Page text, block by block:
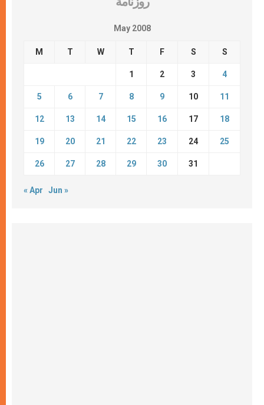
May 2008
M T W T F S S
1 2 3 4
5 6 7 8 9 10 11
12 13 14 15 16 17 18
19 20 21 22 23 24 25
26 27 28 29 30 31
« Apr Jun »